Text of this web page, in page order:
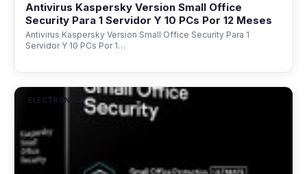
Antivirus Kaspersky Version Small Office
Security Para 1 Servidor Y 10 PCs Por 12 Meses
Antivirus Kaspersky Version Small Office Security Para 1
Servidor Y 10 PCs Por 1…
ELECTRÓNICA